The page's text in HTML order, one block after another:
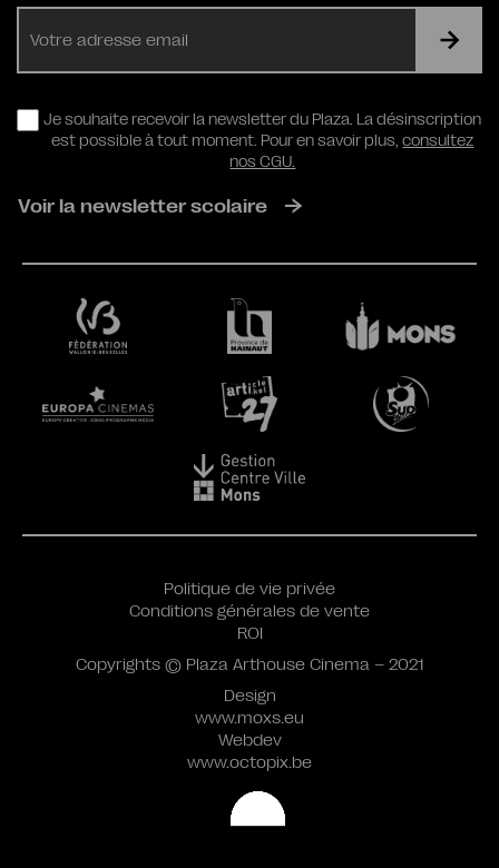
RGPD
Je souhaite recevoir la newsletter du Plaza. La désinscription
est possible à tout moment. Pour en savoir plus,consultez
nos CGU.
Voir la newsletter scolaire
Design
www.moxs.eu
Webdev
www.octopix.be
Politique de vie privée
Conditions générales de vente
ROI
Copyrights © Plaza Arthouse Cinema – 2021